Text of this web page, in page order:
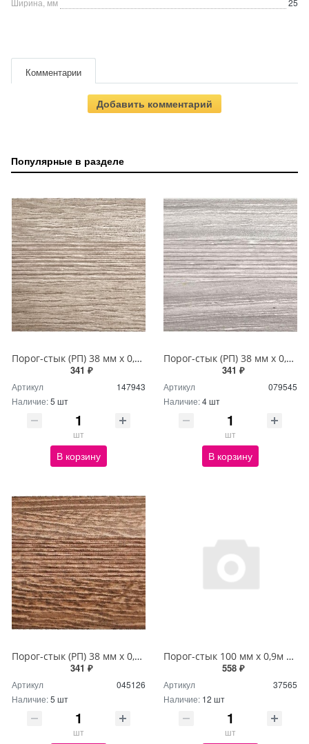
Ширина, мм
25
Комментарии
Добавить комментарий
Популярные в разделе
Порог-стык (РП) 38 мм х 0,9м Дуб аманд
341 ₽
Артикул
147943
Наличие:5 шт
шт
В корзину
Порог-стык (РП) 38 мм х 0,9м Дуб босфор
341 ₽
Артикул
079545
Наличие:4 шт
шт
В корзину
Порог-стык (РП) 38 мм х 0,9м Дуб браун
341 ₽
Артикул
045126
Наличие:5 шт
шт
Порог-стык 100 мм х 0,9м орех П31,41
558 ₽
Артикул
37565
Наличие: 12 шт
шт